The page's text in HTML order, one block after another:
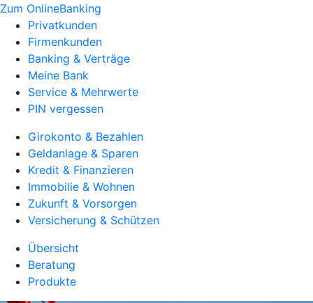
Zum OnlineBanking
Privatkunden
Firmenkunden
Banking & Verträge
Meine Bank
Service & Mehrwerte
PIN vergessen
Girokonto & Bezahlen
Geldanlage & Sparen
Kredit & Finanzieren
Immobilie & Wohnen
Zukunft & Vorsorgen
Versicherung & Schützen
Übersicht
Beratung
Produkte